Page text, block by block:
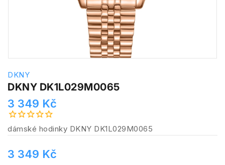
DKNY
DKNY DK1L029M0065
3 349 Kč
dámské hodinky DKNY DK1L029M0065
3 349 Kč